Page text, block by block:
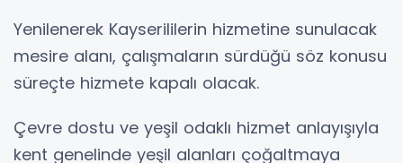
Yenilenerek Kayserililerin hizmetine sunulacak
mesire alanı, çalışmaların sürdüğü söz konusu
süreçte hizmete kapalı olacak.
Çevre dostu ve yeşil odaklı hizmet anlayışıyla
kent genelinde yeşil alanları çoğaltmaya